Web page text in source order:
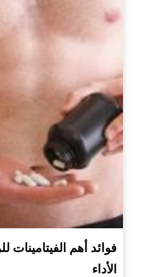
فوائد أهم الفيتامينات
الأداء